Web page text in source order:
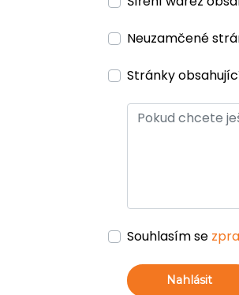
Neuzamčené
Stránky
Souhlasím se
Nahlásit